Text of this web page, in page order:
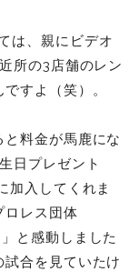
は、親にビデオ
所の3店舗のレン
すよ（笑）。
料金が馬鹿にな
日プレゼント
加入してくれま
ロレス団体
と感動しました
合を見ていたけ